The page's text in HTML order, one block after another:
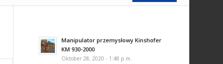
Manipulator przemysłowy Kinshofer
KM 930-2000
Oktober 28, 2020 - 1:48 p.m.